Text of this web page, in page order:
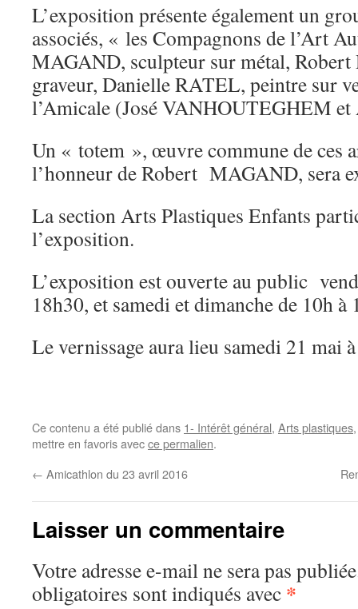
L’exposition présente également un
associés, « les Compagnons de l’Art
MAGAND, sculpteur sur métal, Robert
graveur, Danielle RATEL, peintre sur
l’Amicale (José VANHOUTEGHEM
Un « totem », œuvre commune de ces
l’honneur de Robert MAGAND, sera
La section Arts Plastiques Enfants
l’exposition.
L’exposition est ouverte au public
18h30, et samedi et dimanche de 10h à
Le vernissage aura lieu samedi 21 mai
Ce contenu a été publié dans 1- Intérêt général, Arts plastiques
mettre en favoris avecce permalien.
← Amicathlon du 23 avril 2016
Laisser un commentaire
Votre adresse e-mail ne sera pas
obligatoires sont indiqués avec *